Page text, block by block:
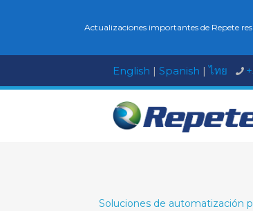
English | Spanish |ไทย
Soluciones de automatización
Actualizaciones importantes de Repete